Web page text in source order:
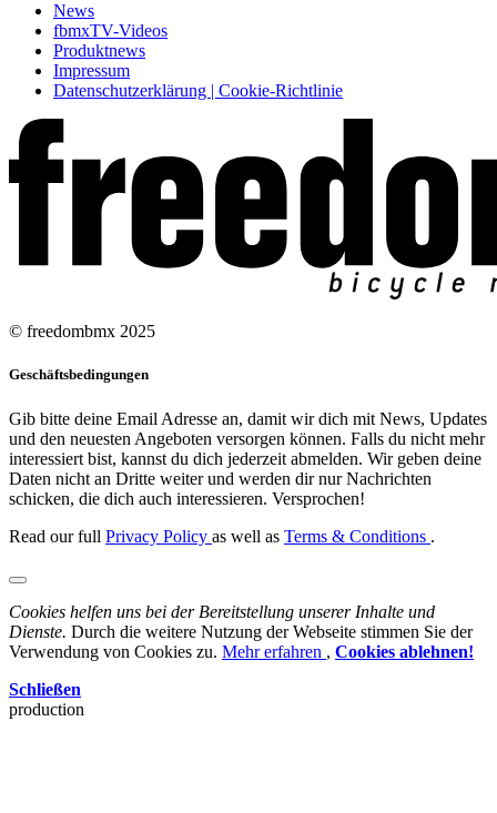
News
fbmxTV-Videos
Produktnews
Impressum
Datenschutzerklärung | Cookie-Richtlinie
© freedombmx 2025
Geschäftsbedingungen
Gib bitte deine Email Adresse an, damit wir dich mit News, Updates
und den neuesten Angeboten versorgen können. Falls du nicht mehr
interessiert bist, kannst du dich jederzeit abmelden. Wir geben deine
Daten nicht an Dritte weiter und werden dir nur Nachrichten
schicken, die dich auch interessieren. Versprochen!
Read our full Privacy Policy as well as Terms & Conditions .
Cookies helfen uns bei der Bereitstellung unserer Inhalte und
Dienste. Durch die weitere Nutzung der Webseite stimmen Sie der
Verwendung von Cookies zu. Mehr erfahren , Cookies ablehnen!
Schließen
production